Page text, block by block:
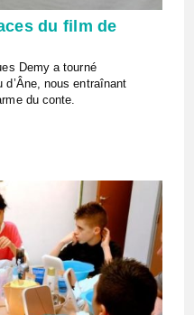
du film de
Demy a tourné
nous entraînant
du conte.